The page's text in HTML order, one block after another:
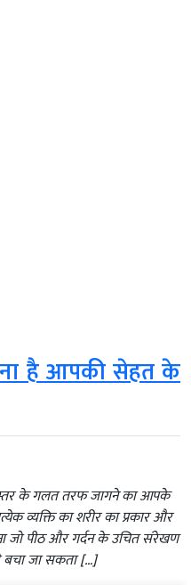
है आपकी सेहत के
के गलत तरफ जागने का आपके
व्यक्ति का शरीर का प्रकार और
जो पीठ और गर्दन के उचित संरेखण
बचा जा सकता […]